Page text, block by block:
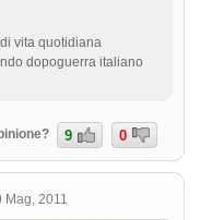
vita quotidiana
dopoguerra italiano
9 0
2011